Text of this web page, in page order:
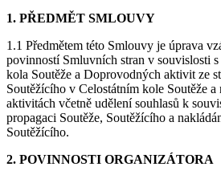
1. PŘEDMĚT SMLOUVY
1.1 Předmětem této Smlouvy je úprava
povinností Smluvních stran v souvislosti
kola Soutěže a Doprovodných aktivit ze
Soutěžícího v Celostátním kole Soutěže
aktivitách včetně udělení souhlasů k
propagaci Soutěže, Soutěžícího a
Soutěžícího.
2. POVINNOSTI ORGANIZÁTORA